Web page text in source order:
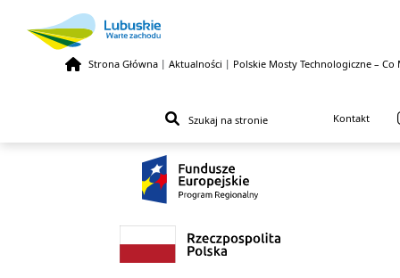
Strona Główna| Aktualności | Polskie Mosty Technologiczne –
Kontakt